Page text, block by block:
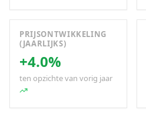
PRIJSONTWIKKELING
(JAARLIJKS)
+4.0%
ten opzichte van vorig jaar